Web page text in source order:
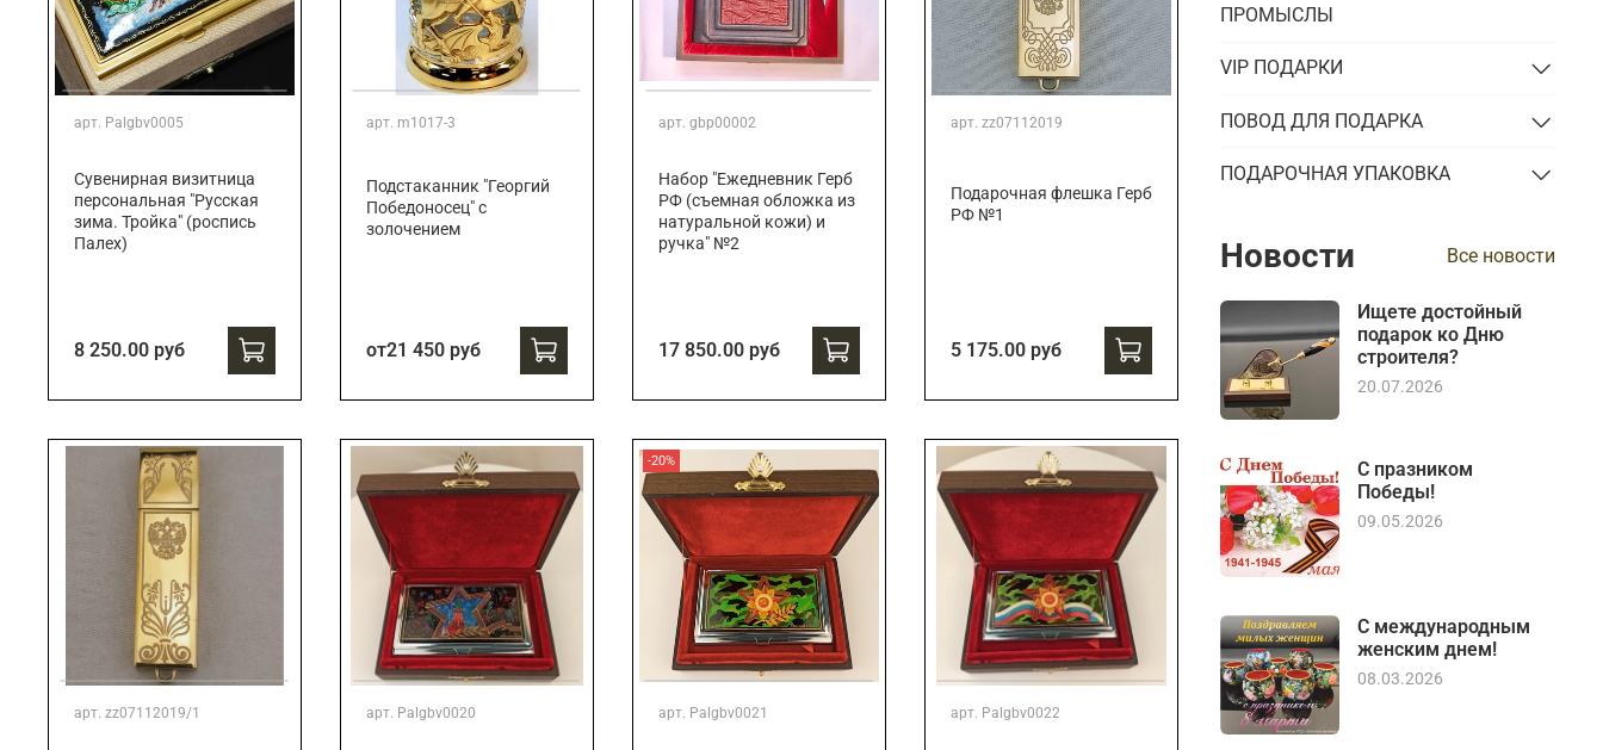
арт. Palgbv0005
Сувенирная визитница
персональная "Русская
зима. Тройка" (роспись
Палех)
8 250.00 руб
арт. m1017-3
Подстаканник "Георгий
Победоносец" с
золочением
от21 450 руб
арт. gbp00002
Набор "Ежедневник Герб
РФ (съемная обложка из
натуральной кожи) и
ручка" №2
17 850.00 руб
арт. zz07112019
Подарочная флешка Герб
РФ №1
5 175.00 руб
арт. zz07112019/1 арт. Palgbv0020
-20%
арт. Palgbv0021 арт. Palgbv0022
ПРОМЫСЛЫ
VIP ПОДАРКИ
ПОВОД ДЛЯ ПОДАРКА
ПОДАРОЧНАЯ УПАКОВКА
Новости Все новости
Ищете достойный
подарок ко Дню
строителя?
20.07.2026
С празником
Победы!
09.05.2026
С международным
женским днем!
08.03.2026